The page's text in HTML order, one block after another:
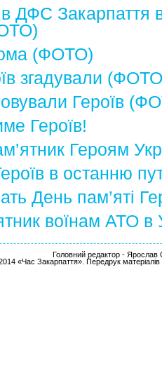
ДФС Закарпаття
(ФОТО)
згадували
Героїв
Героїв!
Героям
в останню
День пам’яті
воїнам АТО в
Головний редактор - Ярослав
«Час Закарпаття». Передрук